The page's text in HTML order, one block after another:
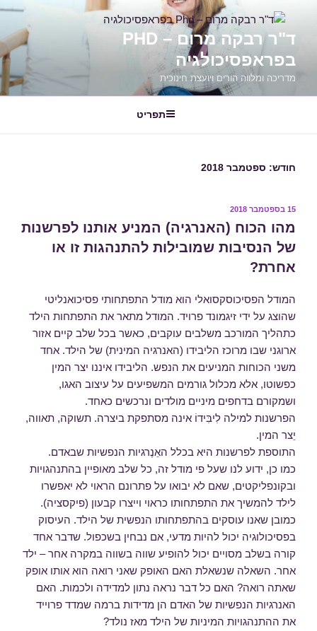
ד"ר רבקה מרום – PHD
בפראפסיכולגיה
מדריכה ומלווה הורים ויועצת חינוכית
תפריט
חודש: ספטמבר 2018
פורסם
15 בספטמבר 2018
מהו הכוח (האנרגיה) המניע אותנו לפרשנות
של הנסיבות שמובילות להתנהגות זו או
אחרת?
המודל הפסיכוסקסואלי הוא מודל התפתחותי פסיכואנליטי
שהוצג על ידי זיגמונד פרויד. המודל מתאר את התפתחות הילד
כתהליך המורכב משלבים עוקבים, כאשר בכל שלב קיים אזור
ארוגני שבו מרוכז הליבידו (האנרגיה המינית) של הילד. אחד
משני הכוחות המניעים את הנפש. הליבידו איננו יצר המין
כפשוטו, אלא מכלול גורמים המשפיעים על עיצוב האגו,
ושמקורם בדחפים מיניים מולדים ונרכשים כאחד.
הפרשנות למילה לִיבִּידוֹ אינה מסתפקת ביִצרה. תשוקה, תאווה,
יֵצר המין.
התוספת לפרשנות היא בכלל האֵנֶרגיות הנפשיות שבאדם.
כמו כן, ידוע לנו שעל פי מודל זה, כל שלב מאופיין בהתנהגויות
ובקונפליקטים, שאם לא יבואו על פתרונם הראוי לא יאפשרו
לילד להמשיך את התפתחותו כראוי וייצרו קבעון (פיקסציה).
כמובן שאנו עוסקים בהתפתחותו הנפשית של הילד. העיסוק
בפסיכולוגיה יכול להיות מדעי, אם נבחין בשכפול. שדבר אחד
קורה בשלב מסויים יכול להופיע שווה בשווה במקרה אחר – ילד
אחר. השאלה שנשאלת האם האופק שאני רואה הוא אותו אופק
שאתה רואה? האם כל דבר נראה נתון למדידה ולכמות. האם
האנרגיות הנפשיות של האדם הן מדידות ברמה שמדד פרוייד
את ההתנהגויות המיניות של הילד מאז נולד?